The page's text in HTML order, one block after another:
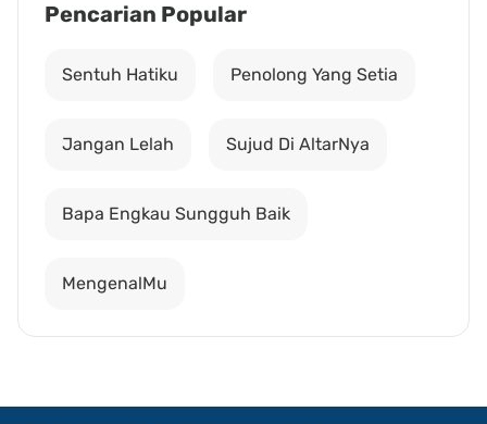
Pencarian Popular
Sentuh Hatiku Penolong Yang Setia
Jangan Lelah Sujud Di AltarNya
Bapa Engkau Sungguh Baik
MengenalMu